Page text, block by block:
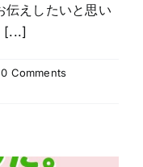
伝えしたいと思い
[...]
0 Comments